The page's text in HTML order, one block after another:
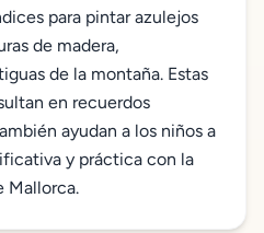
para pintar azulejos
de madera,
de la montaña. Estas
en recuerdos
ayudan a los niños a
y práctica con la
Mallorca.